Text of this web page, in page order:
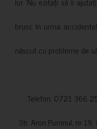
brusc în urma
născut cu probleme de
Telefon: 0721
Str. Aron Pumnul, nr 19,